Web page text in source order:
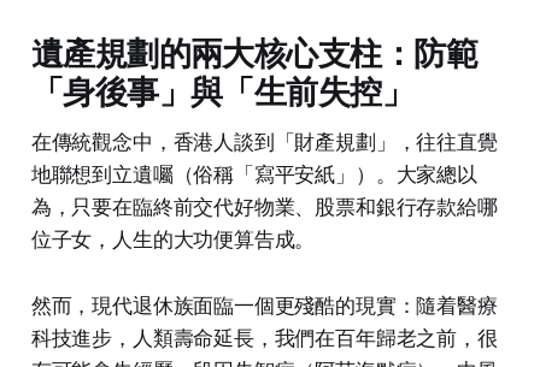
遺產規劃的兩大核心支柱：防範
「身後事」與「生前失控」
在傳統觀念中，香港人談到「財產規劃」，往往直覺
地聯想到立遺囑（俗稱「寫平安紙」）。大家總以
為，只要在臨終前交代好物業、股票和銀行存款給哪
位子女，人生的大功便算告成。
然而，現代退休族面臨一個更殘酷的現實：隨着醫療
科技進步，人類壽命延長，我們在百年歸老之前，很